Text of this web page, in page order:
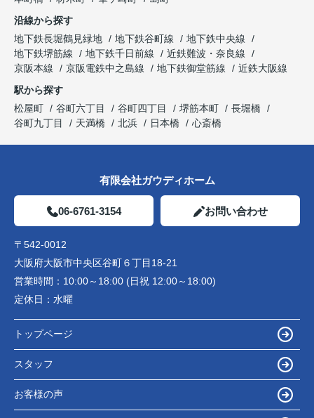
沿線から探す
地下鉄長堀鶴見緑地
地下鉄谷町線
地下鉄中央線
地下鉄堺筋線
地下鉄千日前線
近鉄難波・奈良線
京阪本線
京阪電鉄中之島線 地下鉄御堂筋線
近鉄大阪線
駅から探す
松屋町
谷町六丁目 谷町四丁目 堺筋本町
長堀橋
谷町九丁目
天満橋 北浜 日本橋 心斎橋
有限会社ガウディホーム
06-6761-3154 お問い合わせ
〒542-0012
大阪府大阪市中央区谷町６丁目18-21
営業時間： 10:00～18:00 (日祝 12:00～18:00)
定休日： 水曜
トップページ
スタッフ
お客様の声